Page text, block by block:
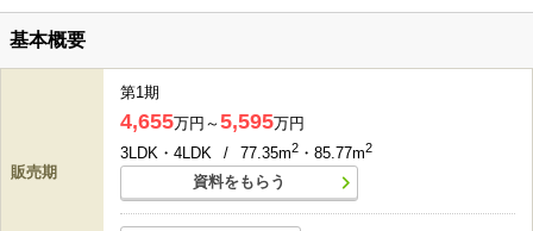
基本概要
販売期
第1期
4,655万円～5,595万円
3LDK・4LDK
/ 77.35m2 ・85.77m2
資料をもらう